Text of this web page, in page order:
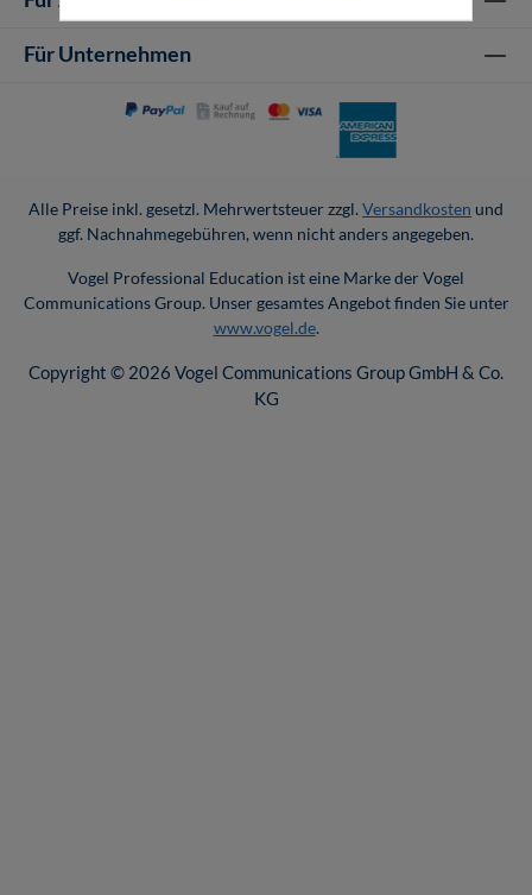
Für Unternehmen
Alle Preise inkl. gesetzl. Mehrwertsteuer zzgl. Versandkosten und
ggf. Nachnahmegebühren, wenn nicht anders angegeben.
Vogel Professional Education ist eine Marke der Vogel
Communications Group. Unser gesamtes Angebot finden Sie unter
www.vogel.de.
Copyright © 2026 Vogel Communications Group GmbH & Co.
KG